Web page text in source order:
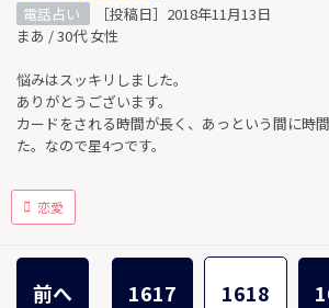
電話占い
［投稿日］2018年11月13日
まあ / 30代 女性
悩みはスッキリしました。
ありがとうございます。
カードをされる時間が長く、あっという間に時
た。なので星4つです。
恋愛
前へ 1617 1618